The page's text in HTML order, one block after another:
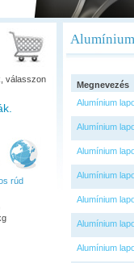
válasszon
rúd
Megnevezés
Alumínium
Alumínium
Alumínium
Alumínium
Alumínium
Alumínium
Alumínium